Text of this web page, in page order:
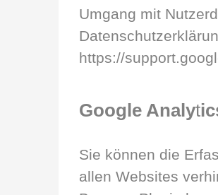
Umgang mit
https://
Google Analyt
Sie können die
allen Websites